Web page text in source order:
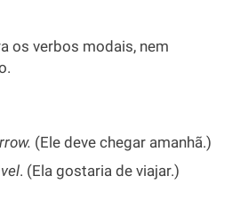
os verbos modais, nem
(Ele deve chegar amanhã.)
. (Ela gostaria de viajar.)